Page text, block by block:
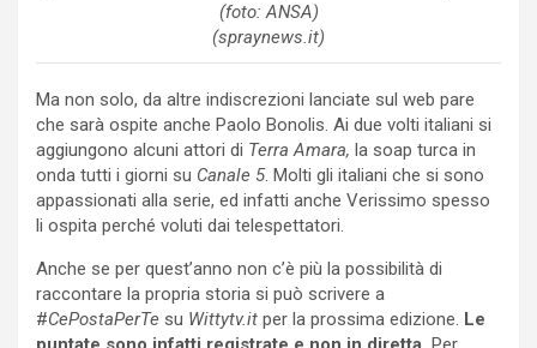
(foto: ANSA)
(spraynews.it)
Ma non solo, da altre indiscrezioni lanciate sul web pare
che sarà ospite anche Paolo Bonolis. Ai due volti italiani si
aggiungono alcuni attori di Terra Amara, la soap turca in
onda tutti i giorni su Canale 5. Molti gli italiani che si sono
appassionati alla serie, ed infatti anche Verissimo spesso
li ospita perché voluti dai telespettatori.
Anche se per quest’anno non c’è più la possibilità di
raccontare la propria storia si può scrivere a
#CePostaPerTe su Wittytv.it per la prossima edizione. Le